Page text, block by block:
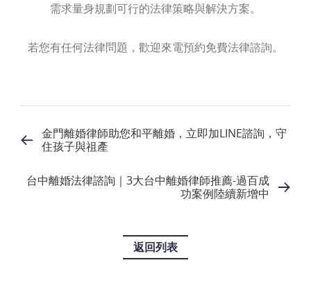
需求量身規劃可行的法律策略與解決方案。
若您有任何法律問題，歡迎來電預約免費法律諮詢。
金門離婚律師助您和平離婚，立即加LINE諮詢，守
住孩子與祖產
台中離婚法律諮詢｜3大台中離婚律師推薦-過百成
功案例陸續新增中
返回列表